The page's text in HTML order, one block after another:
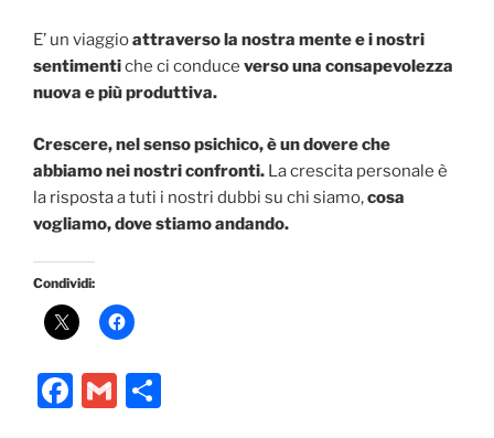
E’ un viaggioattraverso la nostra mente e i nostri
sentimentiche ci conduce verso una consapevolezza
nuova e più produttiva.
Crescere, nel senso psichico, è un dovere che
abbiamo nei nostri confronti. La crescita personale è
la risposta a tuti i nostri dubbi su chi siamo,cosa
vogliamo, dove stiamo andando.
Condividi:
F
G